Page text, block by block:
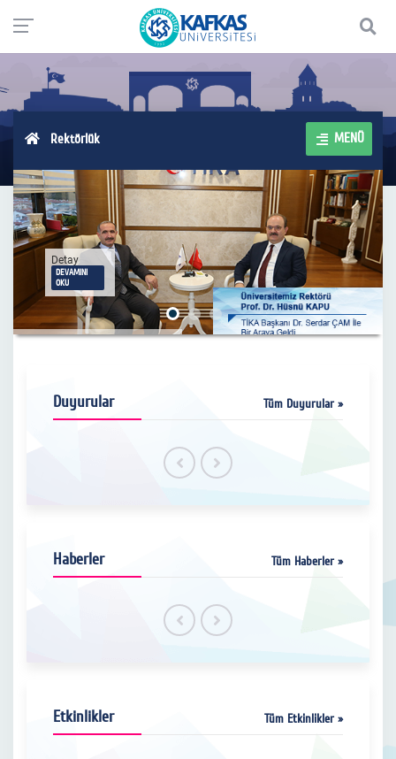
Rektörlük MENÜ
Detay
DEVAMINI
OKU
Duyurular Tüm Duyurular »
Haberler Tüm Haberler »
Etkinlikler Tüm Etkinlikler »